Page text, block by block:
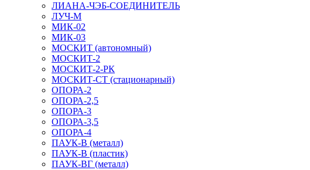
ЛИАНА-ЧЭБ-СОЕДИНИТЕЛЬ
ЛУЧ-М
МИК-02
МИК-03
МОСКИТ (автономный)
МОСКИТ-2
МОСКИТ-2-РК
МОСКИТ-СТ (стационарный)
ОПОРА-2
ОПОРА-2,5
ОПОРА-3
ОПОРА-3,5
ОПОРА-4
ПАУК-В (металл)
ПАУК-В (пластик)
ПАУК-ВГ (металл)